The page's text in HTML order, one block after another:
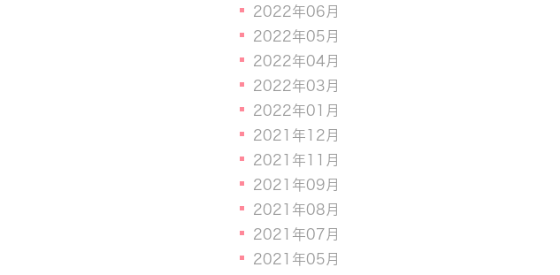
2022年06月
2022年05月
2022年04月
2022年03月
2022年01月
2021年12月
2021年11月
2021年09月
2021年08月
2021年07月
2021年05月